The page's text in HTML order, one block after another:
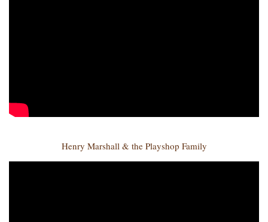
Henry Marshall & the Playshop Family